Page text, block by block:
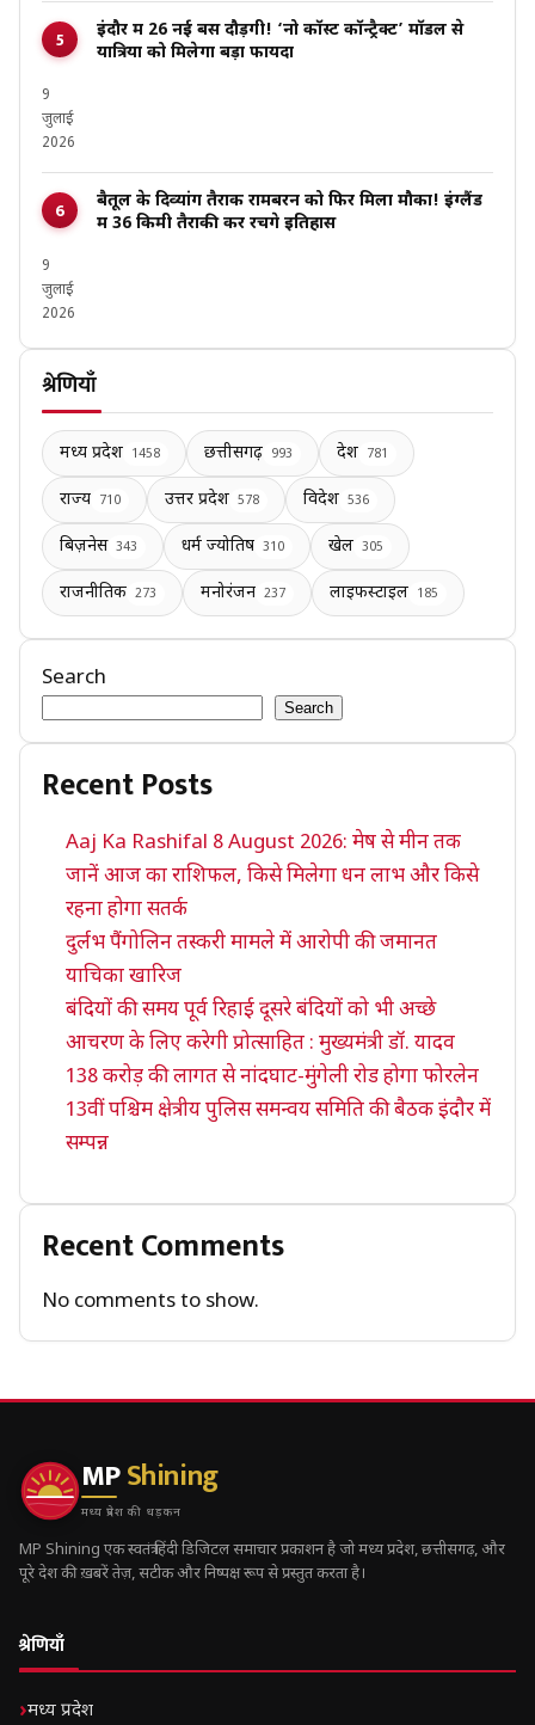
इंदौर में 26 नई बसें दौड़ेंगी! ‘नो कॉस्ट कॉन्ट्रैक्ट’ मॉडल से
यात्रियों को मिलेगा बड़ा फायदा
9
जुलाई
2026
बैतूल के दिव्यांग तैराक रामबरन को फिर मिला मौका! इंग्लैंड
में 36 किमी तैराकी कर रचेंगे इतिहास
9
जुलाई
2026
श्रेणियाँ
मध्य प्रदेश 1458 छत्तीसगढ़ 993 देश 781
राज्य 710 उत्तर प्रदेश 578 विदेश 536
बिज़नेस 343 धर्म ज्योतिष 310 खेल 305
राजनीतिक 273 मनोरंजन 237 लाइफस्टाइल 185
Search
Search
Recent Posts
Aaj Ka Rashifal 8 August 2026: मेष से मीन तक
जानें आज का राशिफल, किसे मिलेगा धन लाभ और किसे
रहना होगा सतर्क
दुर्लभ पैंगोलिन तस्करी मामले में आरोपी की जमानत
याचिका खारिज
बंदियों की समय पूर्व रिहाई दूसरे बंदियों को भी अच्छे
आचरण के लिए करेगी प्रोत्साहित : मुख्यमंत्री डॉ. यादव
138 करोड़ की लागत से नांदघाट-मुंगेली रोड होगा फोरलेन
13वीं पश्चिम क्षेत्रीय पुलिस समन्वय समिति की बैठक इंदौर में
सम्पन्न
Recent Comments
No comments to show.
MPShining
मध्य प्रदेश की धड़कन
MP Shining एक स्वतंत्र हिंदी डिजिटल समाचार प्रकाशन है जो मध्य प्रदेश, छत्तीसगढ़, और
पूरे देश की ख़बरें तेज़, सटीक और निष्पक्ष रूप से प्रस्तुत करता है।
श्रेणियाँ
मध्य प्रदेश